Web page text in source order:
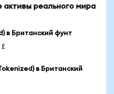
активы реального мира
в Британский фунт
£
в Британский